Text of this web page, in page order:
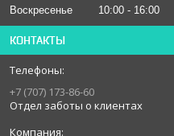
Воскресенье 10:00 16:00
КОНТАКТЫ
+7 (707) 173-86-60
Отдел заботы о клиентах